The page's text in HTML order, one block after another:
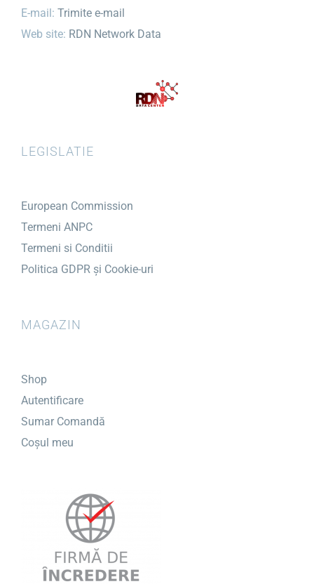
E-mail: Trimite e-mail
Web site: RDN Network Data
LEGISLATIE
European Commission
Termeni ANPC
Termeni si Conditii
Politica GDPR și Cookie-uri
MAGAZIN
Shop
Autentificare
Sumar Comandă
Coșul meu